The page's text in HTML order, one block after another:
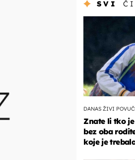
SVI
DANAS ŽIVI
Znate li tko
bez oba
koje je